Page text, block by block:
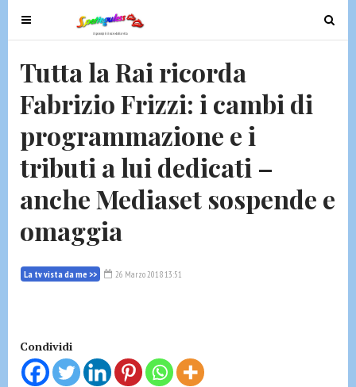
T
o
l
e
n
a
v
g
a
i
o
T
o
g
Tutta la Rai ricorda
Fabrizio Frizzi: i cambi di
programmazione e i
tributi a lui dedicati –
anche Mediaset sospende e
omaggia
La tv vista da me >> 26 Marzo 2018 13:51
Condividi